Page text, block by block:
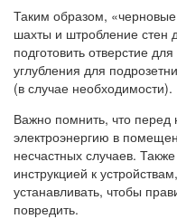
Таким образом,
шахты и штробление стен
подготовить отверстие
углубления для
(в случае необходимости).
Важно помнить, что перед
электроэнергию в
несчастных случаев.
инструкцией к
устанавливать, чтобы
повредить.